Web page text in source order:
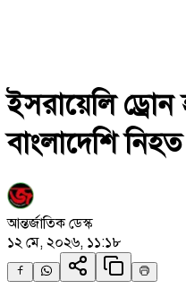
ইসরায়েলি
বাংলাদেশি নিহত
আন্তর্জাতিক ডেস্ক
১২ মে, ২০২৬, ১১:১৮